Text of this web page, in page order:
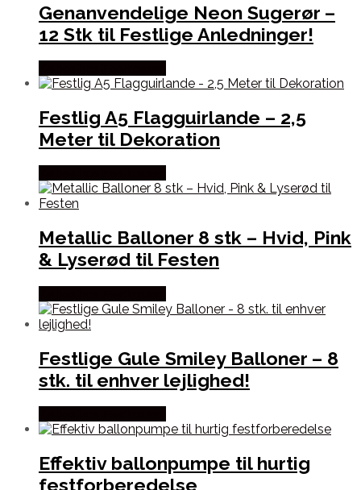
Genanvendelige Neon Sugerør –
12 Stk til Festlige Anledninger!
Festlig A5 Flagguirlande – 2,5
Meter til Dekoration
Metallic Balloner 8 stk – Hvid, Pink
& Lyserød til Festen
Festlige Gule Smiley Balloner – 8
stk. til enhver lejlighed!
Effektiv ballonpumpe til hurtig
festforberedelse